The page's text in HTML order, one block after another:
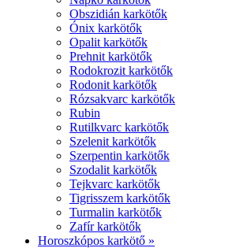
Obszidián karkötők
Ónix karkötők
Opalit karkötők
Prehnit karkötők
Rodokrozit karkötők
Rodonit karkötők
Rózsakvarc karkötők
Rubin
Rutilkvarc karkötők
Szelenit karkötők
Szerpentin karkötők
Szodalit karkötők
Tejkvarc karkötők
Tigrisszem karkötők
Turmalin karkötők
Zafír karkötők
Horoszkópos karkötő »